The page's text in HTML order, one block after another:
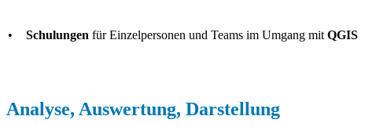
• Schulungen für Einzelpersonen und Teams im Umgang mit QGIS
Analyse, Auswertung, Darstellung